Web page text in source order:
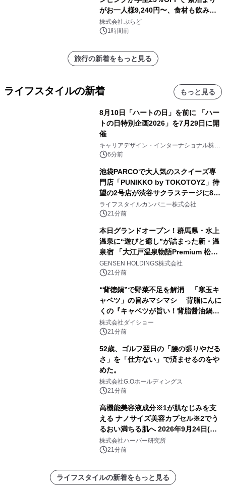
がお一人様9,240円〜、食材も飲み物
も持ち込み自由 「グランピングリゾー
ト Awaji」9月30日までの平日限定
株式会社ぷらど
1時間前
旅行の新着をもっと見る
ライフスタイルの新着 もっと見る
8月10日「ハートの日」を前に 「ハー
トの日特別企画2026」を7月29日に開
催
キャリアデザイン・インターナショナル株式
会社6分前
池袋PARCOで大人気のスクイーズ専
門店「PUNIKKO by TOKOTOYZ」待
望の2号店が渋谷サクラステージに8月
21日オープン！
ライフスタイルカンパニー株式会社
21分前
本日グランドオープン！群馬県・水上
温泉に“遊びと癒し”が詰まった新・温
泉宿 「大江戸温泉物語Premium 松乃
井」が誕生
GENSEN HOLDINGS株式会社
21分前
“背徳鍋”で野菜不足を解消 「寒玉キ
ャベツ」の旨みマシマシ 背脂にんに
くの『キャベツが旨い！背脂醤油鍋ス
ープ』発売
株式会社ダイショー
21分前
52歳、ゴルフ翌日の「腰の張りやだる
さ」を「仕方ない」で済ませるのをや
めた。
株式会社G.Oホールディングス
21分前
高機能美容液成分※1が肌なじみを支
える ナノサイズ美容カプセル※2でう
るおい満ちる肌へ 2026年9月24日(木)
よりリニューアル新発売 『ディープモ
イストセラム』
株式会社ハーバー研究所
21分前
ライフスタイルの新着をもっと見る